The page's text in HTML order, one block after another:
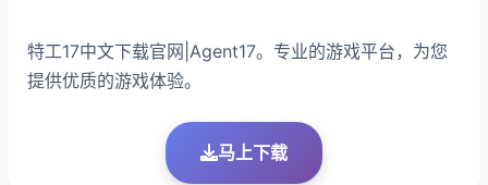
特工17中文下载官网|Agent17。专业的游戏平台，为您
提供优质的游戏体验。
马上下载